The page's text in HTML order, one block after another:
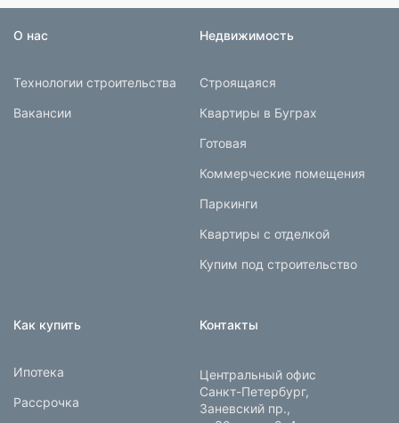
О нас
Технологии строительства
Вакансии
Недвижимость
Строящаяся
Квартиры в Буграх
Готовая
Коммерческие помещения
Паркинги
Квартиры с отделкой
Купим под строительство
Как купить
Ипотека
Рассрочка
Контакты
Центральный офис
Санкт-Петербург,
Заневский пр.,